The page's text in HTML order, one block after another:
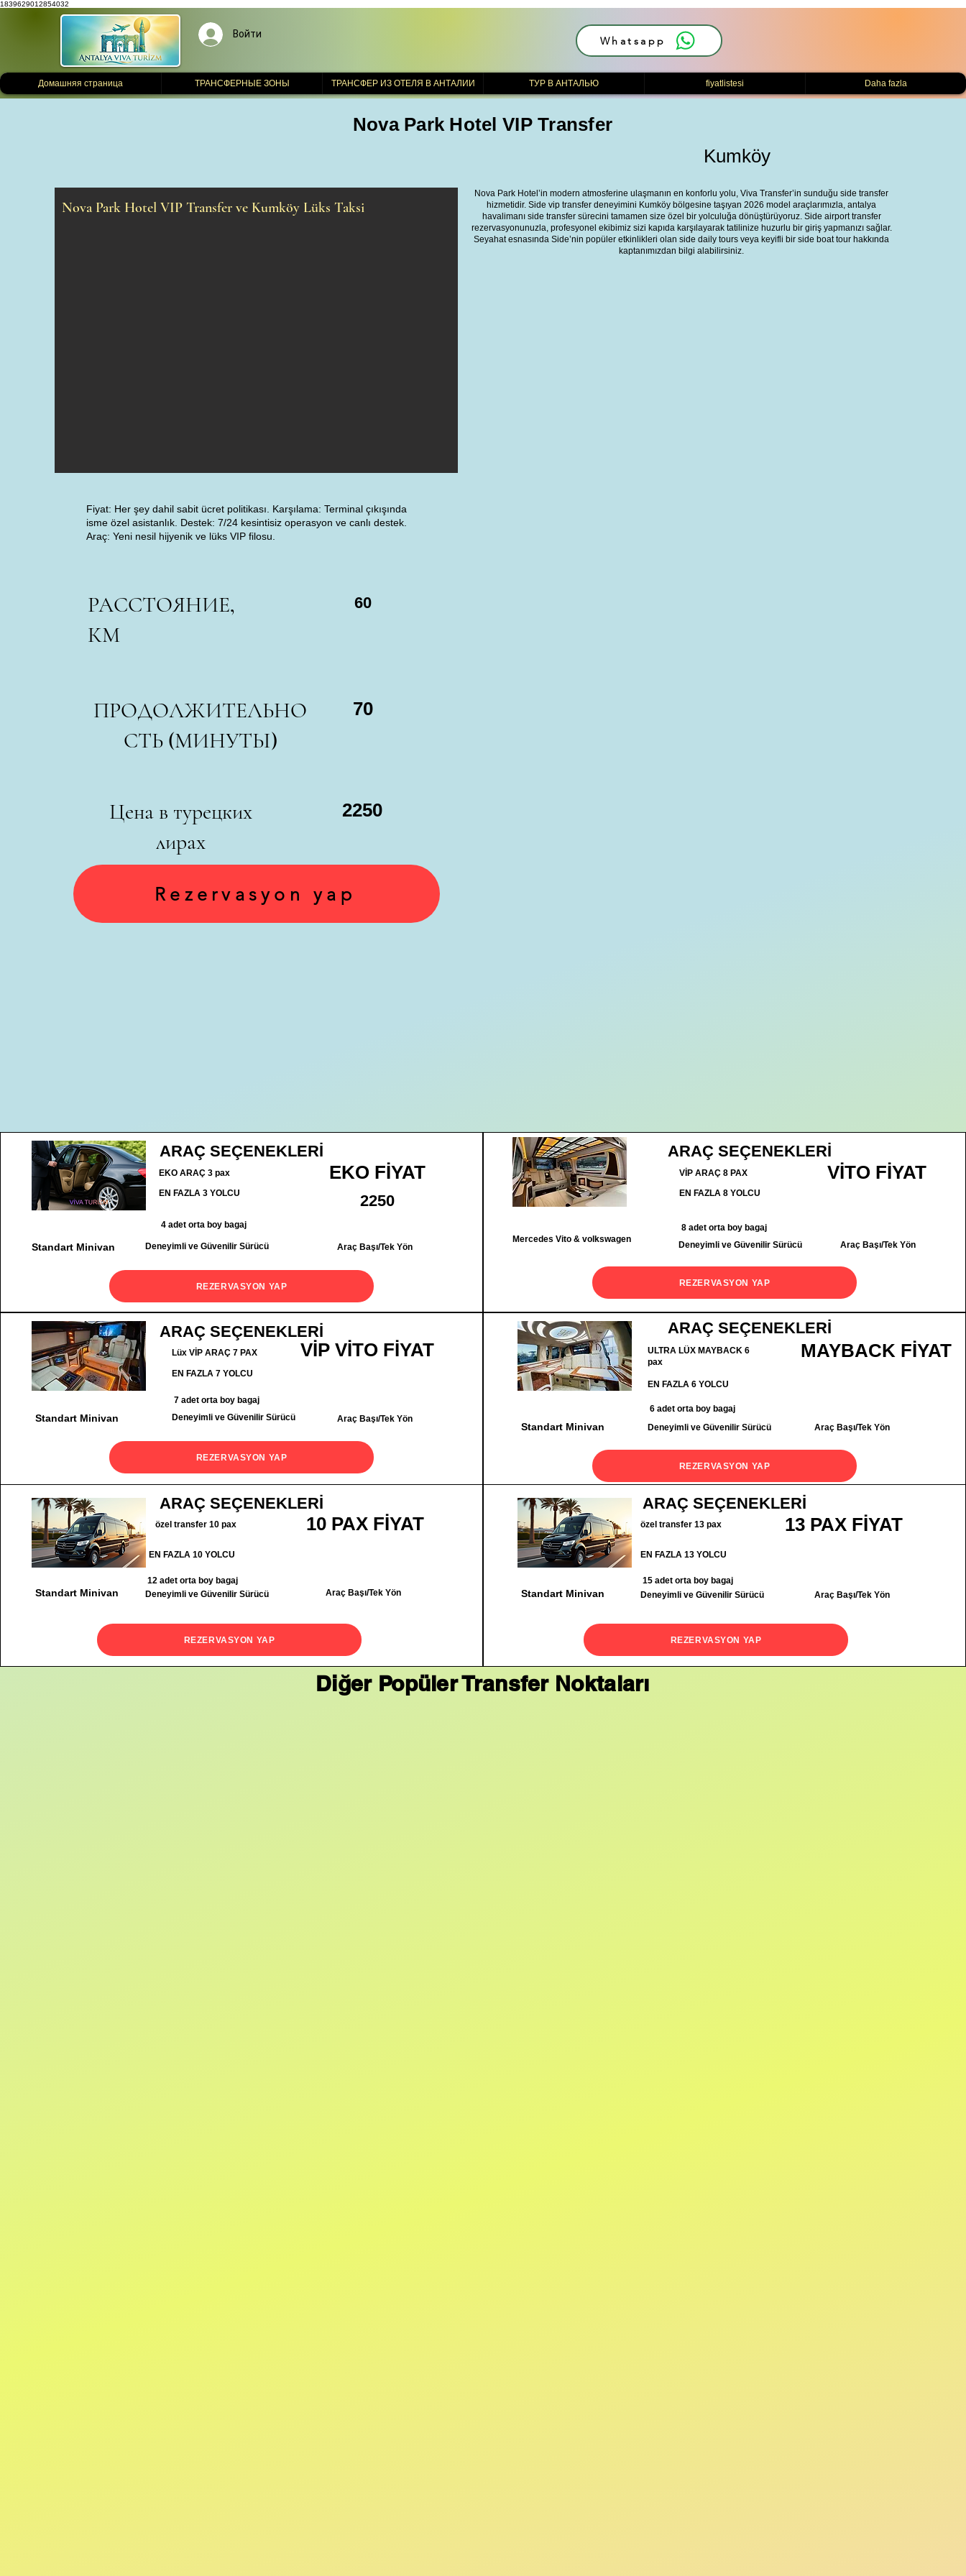
1839629012854032
Войти
Whatsapp
Домашняя страница ТРАНСФЕРНЫЕ ЗОНЫ ТРАНСФЕР ИЗ ОТЕЛЯ В АНТАЛИИ ТУР В АНТАЛЬЮ fiyatlistesi Daha fazla
Nova Park Hotel VIP Transfer
Kumköy
Nova Park Hotel VIP Transfer ve Kumköy Lüks Taksi
Fiyat: Her şey dahil sabit ücret politikası. Karşılama: Terminal çıkışında
isme özel asistanlık. Destek: 7/24 kesintisiz operasyon ve canlı destek.
Araç: Yeni nesil hijyenik ve lüks VIP filosu.
РАССТОЯНИЕ,
КМ
ПРОДОЛЖИТЕЛЬНО
СТЬ (МИНУТЫ)
Цена в турецких
лирах
60
70
2250
Nova Park Hotel’in modern atmosferine ulaşmanın en konforlu yolu, Viva Transfer’in sunduğu side transfer
hizmetidir. Side vip transfer deneyimini Kumköy bölgesine taşıyan 2026 model araçlarımızla, antalya
havalimanı side transfer sürecini tamamen size özel bir yolculuğa dönüştürüyoruz. Side airport transfer
rezervasyonunuzla, profesyonel ekibimiz sizi kapıda karşılayarak tatilinize huzurlu bir giriş yapmanızı sağlar.
Seyahat esnasında Side’nin popüler etkinlikleri olan side daily tours veya keyifli bir side boat tour hakkında
kaptanımızdan bilgi alabilirsiniz.
Rezervasyon yap
ARAÇ SEÇENEKLERİ
EKO ARAÇ 3 pax EKO FİYAT
EN FAZLA 3 YOLCU 2250
4 adet orta boy bagaj
Standart Minivan Deneyimli ve Güvenilir Sürücü Araç Başı/Tek Yön
REZERVASYON YAP
ARAÇ SEÇENEKLERİ
VİP ARAÇ 8 PAX VİTO FİYAT
EN FAZLA 8 YOLCU
8 adet orta boy bagaj
Mercedes Vito & volkswagen
Deneyimli ve Güvenilir Sürücü Araç Başı/Tek Yön
REZERVASYON YAP
ARAÇ SEÇENEKLERİ
Lüx VİP ARAÇ 7 PAX VİP VİTO FİYAT
EN FAZLA 7 YOLCU
7 adet orta boy bagaj
Standart Minivan Deneyimli ve Güvenilir Sürücü Araç Başı/Tek Yön
REZERVASYON YAP
ARAÇ SEÇENEKLERİ
ULTRA LÜX MAYBACK 6
pax
MAYBACK FİYAT
EN FAZLA 6 YOLCU
6 adet orta boy bagaj
Standart Minivan Deneyimli ve Güvenilir Sürücü Araç Başı/Tek Yön
REZERVASYON YAP
ARAÇ SEÇENEKLERİ
özel transfer 10 pax 10 PAX FİYAT
EN FAZLA 10 YOLCU
12 adet orta boy bagaj
Standart Minivan Deneyimli ve Güvenilir Sürücü Araç Başı/Tek Yön
REZERVASYON YAP
ARAÇ SEÇENEKLERİ
özel transfer 13 pax 13 PAX FİYAT
EN FAZLA 13 YOLCU
15 adet orta boy bagaj
Standart Minivan Deneyimli ve Güvenilir Sürücü Araç Başı/Tek Yön
REZERVASYON YAP
Diğer Popüler Transfer Noktaları